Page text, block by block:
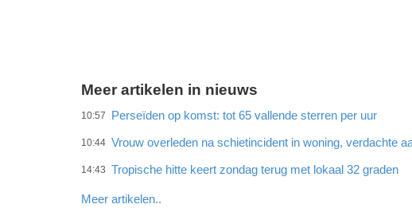
Meer artikelen in nieuws
10:57 Perseïden op komst: tot 65 vallende sterren per uur
10:44 Vrouw overleden na schietincident in woning, verdachte
14:43 Tropische hitte keert zondag terug met lokaal 32 graden
Meer artikelen..